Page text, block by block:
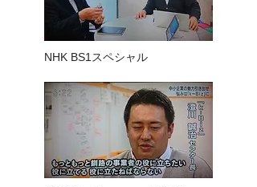
NHK BS1スペシャル